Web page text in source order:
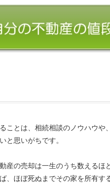
ことは、相続相談のノウハウや
と思いがちです。
産の売却は一生のうち数えるほ
、ほぼ死ぬまでその家を所有す